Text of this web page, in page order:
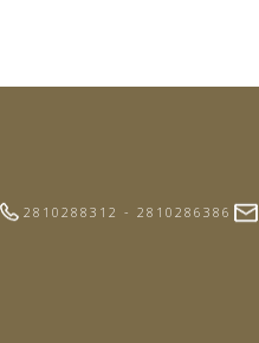
2810288312 - 2810286386